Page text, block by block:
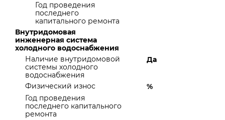
Год проведения
последнего
капитального ремонта
Внутридомовая
инженерная система
холодного водоснабжения
Наличие внутридомовой
системы холодного
водоснабжения
Да
Физический износ
%
Год проведения
последнего капитального
ремонта